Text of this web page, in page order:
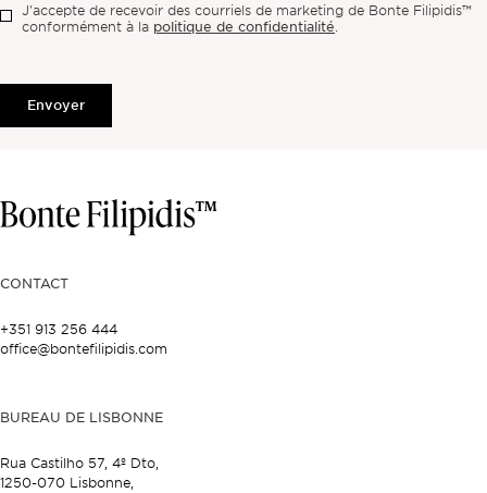
J'accepte de recevoir des courriels de marketing de Bonte Filipidis™
conformément à la politique de confidentialité
Envoyer
CONTACT
+351 913 256 444
office@bontefilipidis.com
BUREAU DE LISBONNE
Rua Castilho 57, 4º Dto,
1250-070 Lisbonne,